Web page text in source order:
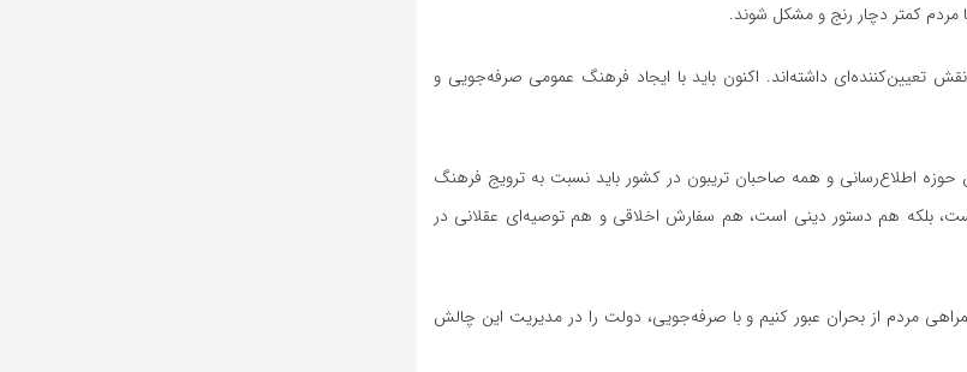
مردم کمتر دچار رنج و مشکل شوند.
تعیین‌کننده‌ای داشته‌اند. اکنون باید با ایجاد فرهنگ عمومی صرفه‌جویی و
اطلاع‌رسانی و همه صاحبان تریبون در کشور باید نسبت به ترویج فرهنگ
بلکه هم دستور دینی است، هم سفارش اخلاقی و هم توصیه‌ای عقلانی در
مردم از بحران عبور کنیم و با صرفه‌جویی، دولت را در مدیریت این چالش